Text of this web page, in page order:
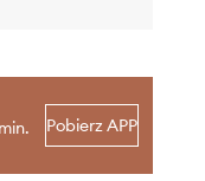
Pobierz APP